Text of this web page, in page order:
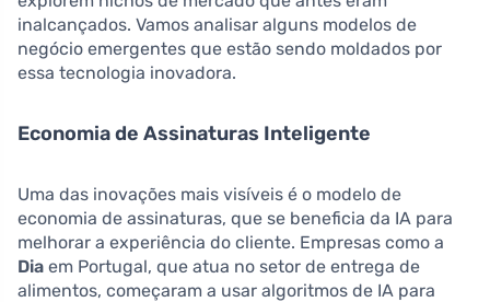
inalcançados. Vamos analisar alguns modelos de
negócio emergentes que estão sendo moldados por
essa tecnologia inovadora.
Economia de Assinaturas Inteligente
Uma das inovações mais visíveis é o modelo de
economia de assinaturas, que se beneficia da IA para
melhorar a experiência do cliente. Empresas como a
Dia em Portugal, que atua no setor de entrega de
alimentos, começaram a usar algoritmos de IA para